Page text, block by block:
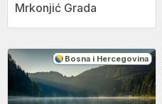
Mrkonjić Grada
Bosna i Hercegovina